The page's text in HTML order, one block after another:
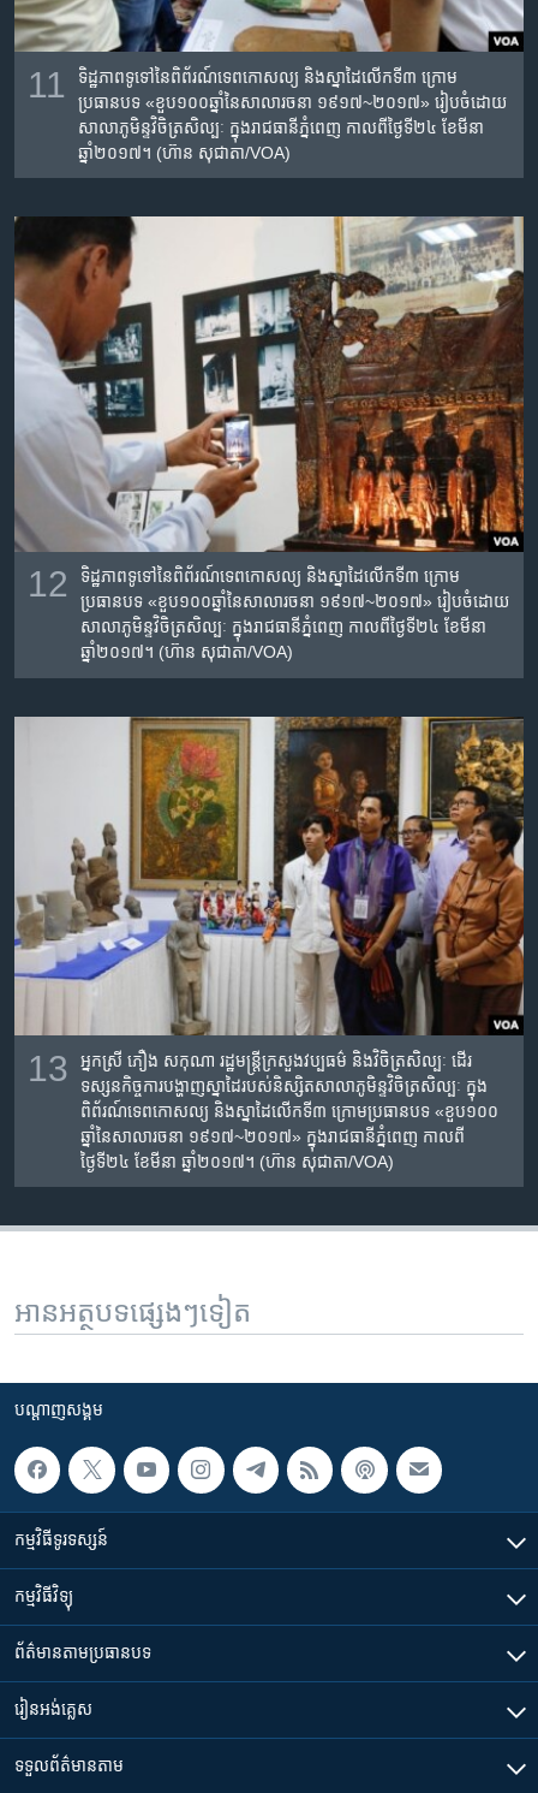
11
ទិដ្ឋភាពទូទៅនៃពិព័រណ៍​ទេពកោសល្យ​ និង​ស្នាដៃ​លើក​ទី​៣​ ក្រោម​
ប្រធានបទ​ «ខួប​១០០​ឆ្នាំ​នៃ​សាលា​រចនា​ ១៩១៧~២០១៧» រៀបចំដោយ
សាលា​ភូមិន្ទ​វិចិត្រ​សិល្បៈ​ ក្នុងរាជធានីភ្នំពេញ កាលពីថ្ងៃទី២៤ ខែមីនា
ឆ្នាំ២០១៧។ (ហ៊ាន សុជាតា/VOA)
12
ទិដ្ឋភាពទូទៅនៃពិព័រណ៍​ទេពកោសល្យ​ និង​ស្នាដៃ​លើក​ទី​៣​ ក្រោម​
ប្រធានបទ​ «ខួប​១០០​ឆ្នាំ​នៃ​សាលា​រចនា​ ១៩១៧~២០១៧» រៀបចំដោយ
សាលា​ភូមិន្ទ​វិចិត្រ​សិល្បៈ​ ក្នុងរាជធានីភ្នំពេញ កាលពីថ្ងៃទី២៤ ខែមីនា
ឆ្នាំ២០១៧។ (ហ៊ាន សុជាតា/VOA)
13
អ្នកស្រី ភឿង សកុណា រដ្ឋមន្ត្រីក្រសួងវប្បធម៌ និងវិចិត្រសិល្បៈ ដើរ
ទស្សនកិច្ចការបង្ហាញស្នាដៃ​របស់​និស្សិត​សាលា​ភូមិន្ទ​វិចិត្រ​សិល្បៈ ក្នុង​
ពិព័រណ៍​ទេពកោសល្យ​ និង​ស្នាដៃ​លើក​ទី​៣​ ក្រោម​ប្រធានបទ​ «ខួប​១០០​
ឆ្នាំ​នៃ​សាលា​រចនា​ ១៩១៧~២០១៧» ក្នុងរាជធានីភ្នំពេញ ​កាលពី
ថ្ងៃទី២៤ ខែមីនា ឆ្នាំ២០១៧។ (ហ៊ាន សុជាតា/VOA)
អានអត្ថបទផ្សេងៗទៀត
បណ្តាញ​សង្គម
កម្មវិធី​ទូរទស្សន៍
កម្មវិធី​វិទ្យុ
ព័ត៌មាន​តាមប្រធានបទ​
រៀន​​អង់គ្លេស
ទទួល​ព័ត៌មាន​តាម